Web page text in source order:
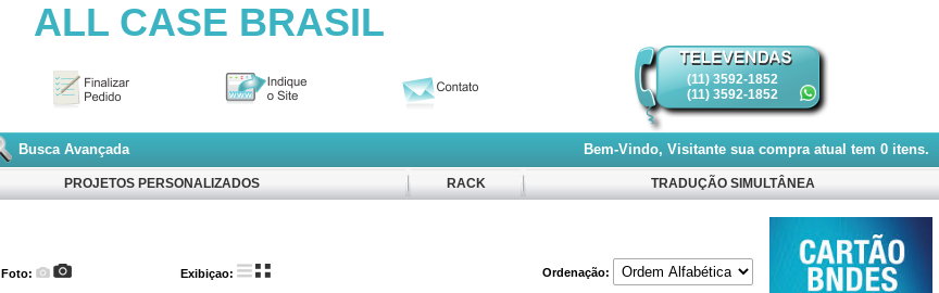
ALL CASE BRASIL
(11) 3592-1852
(11) 3592-1852
Busca Avançada Bem-Vindo, Visitante sua compra atual tem 0 itens.
PROJETOS PERSONALIZADOS RACK TRADUÇÃO SIMULTÂNEA
Foto: Exibiçao: Ordenação: